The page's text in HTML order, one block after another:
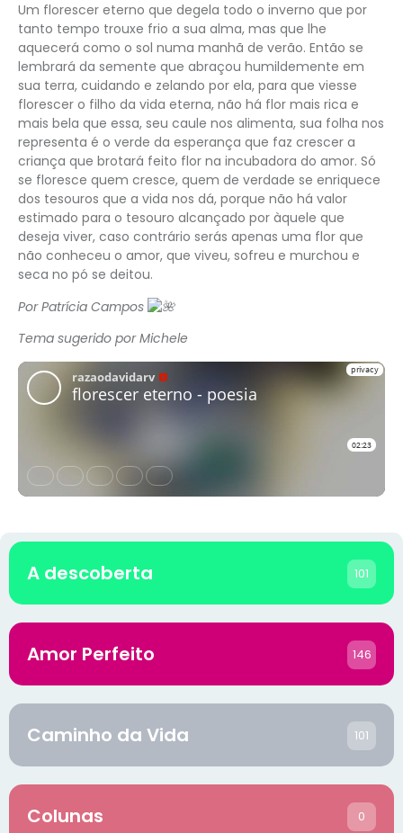
Um florescer eterno que degela todo o inverno que por
tanto tempo trouxe frio a sua alma, mas que lhe
aquecerá como o sol numa manhã de verão. Então se
lembrará da semente que abraçou humildemente em
sua terra, cuidando e zelando por ela, para que viesse
florescer o filho da vida eterna, não há flor mais rica e
mais bela que essa, seu caule nos alimenta, sua folha nos
representa é o verde da esperança que faz crescer a
criança que brotará feito flor na incubadora do amor. Só
se floresce quem cresce, quem de verdade se enriquece
dos tesouros que a vida nos dá, porque não há valor
estimado para o tesouro alcançado por àquele que
deseja viver, caso contrário serás apenas uma flor que
não conheceu o amor, que viveu, sofreu e murchou e
seca no pó se deitou.
Por Patrícia Campos
Tema sugerido por Michele
A descoberta 101
Amor Perfeito 146
Caminho da Vida 101
Colunas 0